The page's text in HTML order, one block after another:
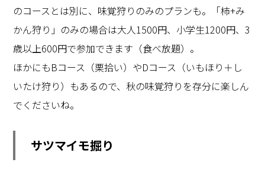
のコースとは別に、味覚狩りのみのプランも。「柿+み
かん狩り」のみの場合は大人1500円、小学生1200円、3
歳以上600円で参加できます（食べ放題）。
ほかにもBコース（栗拾い）やDコース（いもほり＋し
いたけ狩り）もあるので、秋の味覚狩りを存分に楽しん
でくださいね。
サツマイモ掘り